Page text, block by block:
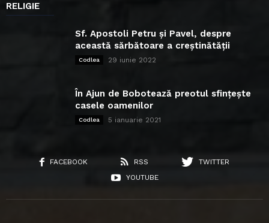
RELIGIE
Sf. Apostoli Petru și Pavel, despre
această sărbătoare a creștinătății
Codlea 29 iunie 2022
În Ajun de Bobotează preotul sfințește
casele oamenilor
Codlea 5 ianuarie 2021
FACEBOOK RSS
TWITTER
YOUTUBE